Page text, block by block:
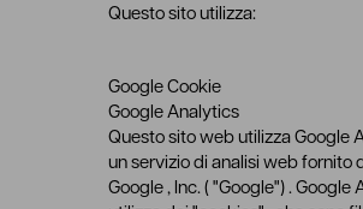
Questo sito utilizza:
Google Cookie
Google Analytics
Questo sito web utilizza Google
un servizio di analisi web fornito
Google , Inc. ( "Google") . Google